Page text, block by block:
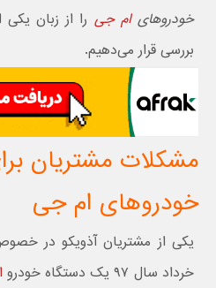
خودروهای ام جی را از زبان
بررسی قرار می‌دهیم.
مشکلات مشتریان
خودروهای ام جی
یکی از مشتریان آذویکو در
خرداد سال ۹۷ یک دستگاه خودرو